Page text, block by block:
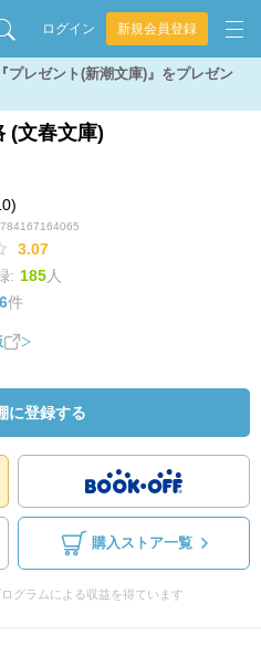
ログイン 新規会員登録
プレゼント(新潮文庫)』をプレゼン
(文春文庫)
3.07
: 185人
件
に登録する
購入ストア一覧
グラムによる収益を得ています